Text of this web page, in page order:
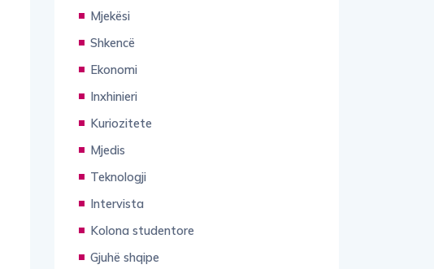
Mjekësi
Shkencë
Ekonomi
Inxhinieri
Kuriozitete
Mjedis
Teknologji
Intervista
Kolona studentore
Gjuhë shqipe